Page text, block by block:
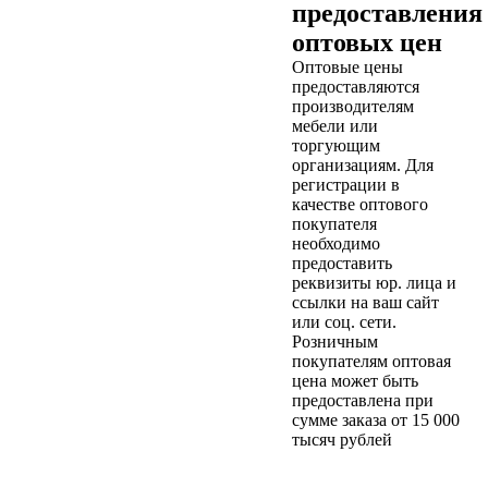
предоставления
оптовых цен
Оптовые цены
предоставляются
производителям
мебели или
торгующим
организациям. Для
регистрации в
качестве оптового
покупателя
необходимо
предоставить
реквизиты юр. лица и
ссылки на ваш сайт
или соц. сети.
Розничным
покупателям оптовая
цена может быть
предоставлена при
сумме заказа от 15 000
тысяч рублей